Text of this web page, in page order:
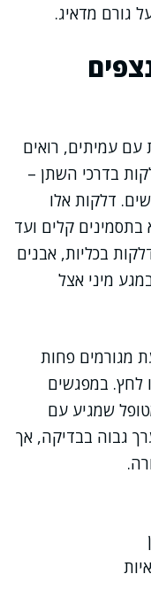
גורם מדאיג.
עם עמיתים, רואים
בדרכי השתן –
דלקות אלו
קלים ועד
בכליות, אבנים
מיני אצל
מגורמים פחות
לחץ. במפגשים
שמגיע עם
גבוה בבדיקה, אך